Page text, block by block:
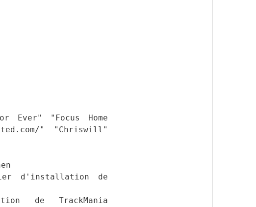
Ever" "Focus Home
" "Chriswill"
d'installation de
de TrackMania